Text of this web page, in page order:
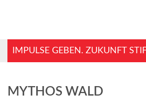
IMPULSE GEBEN. ZUKUNFT
MYTHOS WALD